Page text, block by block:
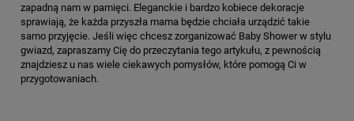
zapadną nam w pamięci. Eleganckie i bardzo kobiece dekoracje
sprawiają, że każda przyszła mama będzie chciała urządzić takie
samo przyjęcie. Jeśli więc chcesz zorganizować Baby Shower w stylu
gwiazd, zapraszamy Cię do przeczytania tego artykułu, z pewnością
znajdziesz u nas wiele ciekawych pomysłów, które pomogą Ci w
przygotowaniach.